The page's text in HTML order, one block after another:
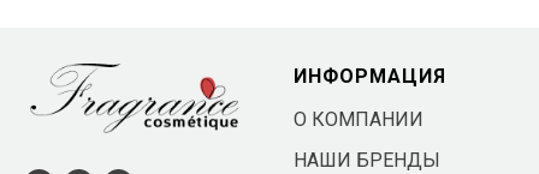
ИНФОРМАЦИЯ
О КОМПАНИИ
НАШИ БРЕНДЫ